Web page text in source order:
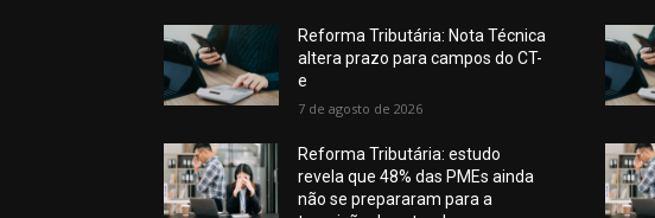
Reforma Tributária: Nota Técnica
altera prazo para campos do CT-
e
7 de agosto de 2026
Reforma Tributária: estudo
revela que 48% das PMEs ainda
não se prepararam para a